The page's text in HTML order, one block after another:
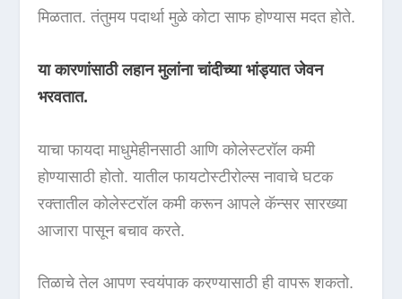
मिळतात. तंतुमय पदार्था मुळे कोटा साफ होण्यास मदत होते.
या कारणांसाठी लहान मुलांना चांदीच्या भांड्यात जेवन
भरवतात.
याचा फायदा माधुमेहीनसाठी आणि कोलेस्टरॉल कमी
होण्यासाठी होतो. यातील फायटोस्टीरोल्स नावाचे घटक
रक्तातील कोलेस्टरॉल कमी करून आपले कॅन्सर सारख्या
आजारा पासून बचाव करते.
तिळाचे तेल आपण स्वयंपाक करण्यासाठी ही वापरू शकतो.